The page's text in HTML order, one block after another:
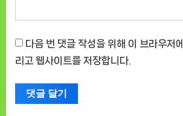
다음 번 댓글 작성을 위해 이 브라우저
리고 웹사이트를 저장합니다.